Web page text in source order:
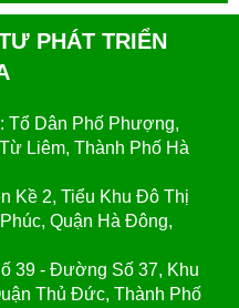
PHÁT TRIỂN
: Tổ Dân Phố Phượng,
Liêm, Thành Phố Hà
Kề 2, Tiểu Khu Đô Thị
Quận Hà Đông,
39 - Đường Số 37, Khu
Thủ Đức, Thành Phố